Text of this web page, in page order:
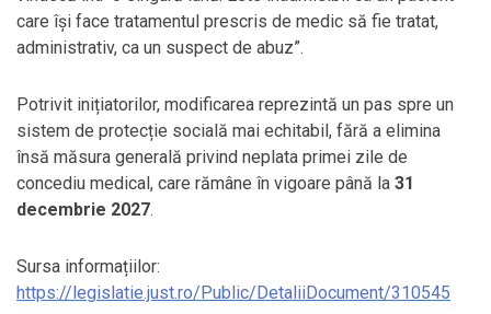
care îşi face tratamentul prescris de medic să fie tratat,
administrativ, ca un suspect de abuz”.
Potrivit inițiatorilor, modificarea reprezintă un pas spre un
sistem de protecție socială mai echitabil, fără a elimina
însă măsura generală privind neplata primei zile de
concediu medical, care rămâne în vigoare până la 31
decembrie 2027.
Sursa informațiilor:
https://legislatie.just.ro/Public/DetaliiDocument/310545